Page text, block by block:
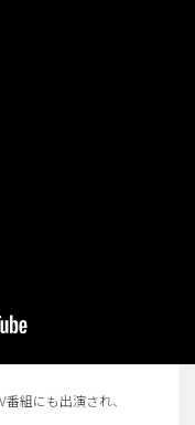
組にも出演され、